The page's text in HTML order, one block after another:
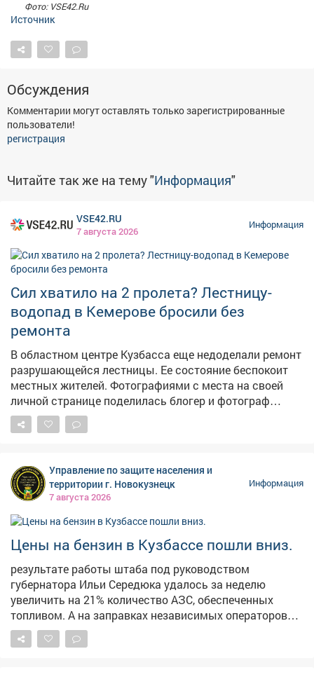
Фото: VSE42.Ru
Источник
Обсуждения
Комментарии могут оставлять только зарегистрированные
пользователи!
регистрация
Читайте так же на тему "Информация"
VSE42.RU
7 августа 2026
Информация
Сил хватило на 2 пролета? Лестницу-
водопад в Кемерове бросили без
ремонта
В областном центре Кузбасса еще недоделали ремонт
разрушающейся лестницы. Ее состояние беспокоит
местных жителей. Фотографиями с места на своей
личной странице поделилась блогер и фотограф
Екатерина Комарова. – Читала, что ремонтируют
лестницу на Пионерском. Два пролёта сделали – и на
действительно приведена в порядок, однако
оставшаяся секция по-прежнему находится в
сильных ливней эта лестница регулярно
превращается в бурный водопад, а зимой страдает от
тяжести снега. Напомним, в конце июня в мэрии
сообщали, что началсяремонт лестничного спуска на
Пионерском бульваре. В администрации также
отметили, что его размыло сильным дождем.
Управление по защите населения и
территории г. Новокузнецк
7 августа 2026
Информация
Цены на бензин в Кузбассе пошли вниз.
результате работы штаба под руководством
губернатора Ильи Середюка удалось за неделю
увеличить на 21% количество АЗС, обеспеченных
топливом. А на заправках независимых операторов
стоимость горючего начала снижаться. Проехали по
территориям региона и убедились в этом.